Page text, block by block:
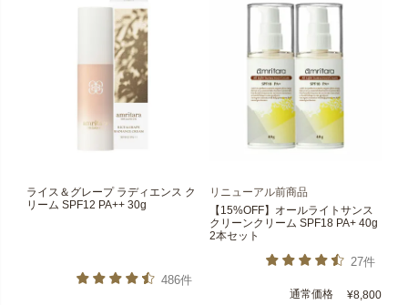
ライス＆グレープ ラディエンス ク
リーム SPF12 PA++ 30g
486件
リニューアル前商品
【15%OFF】オールライトサンス
クリーンクリーム SPF18 PA+ 40g
2本セット
27件
通常価格 ¥8,800